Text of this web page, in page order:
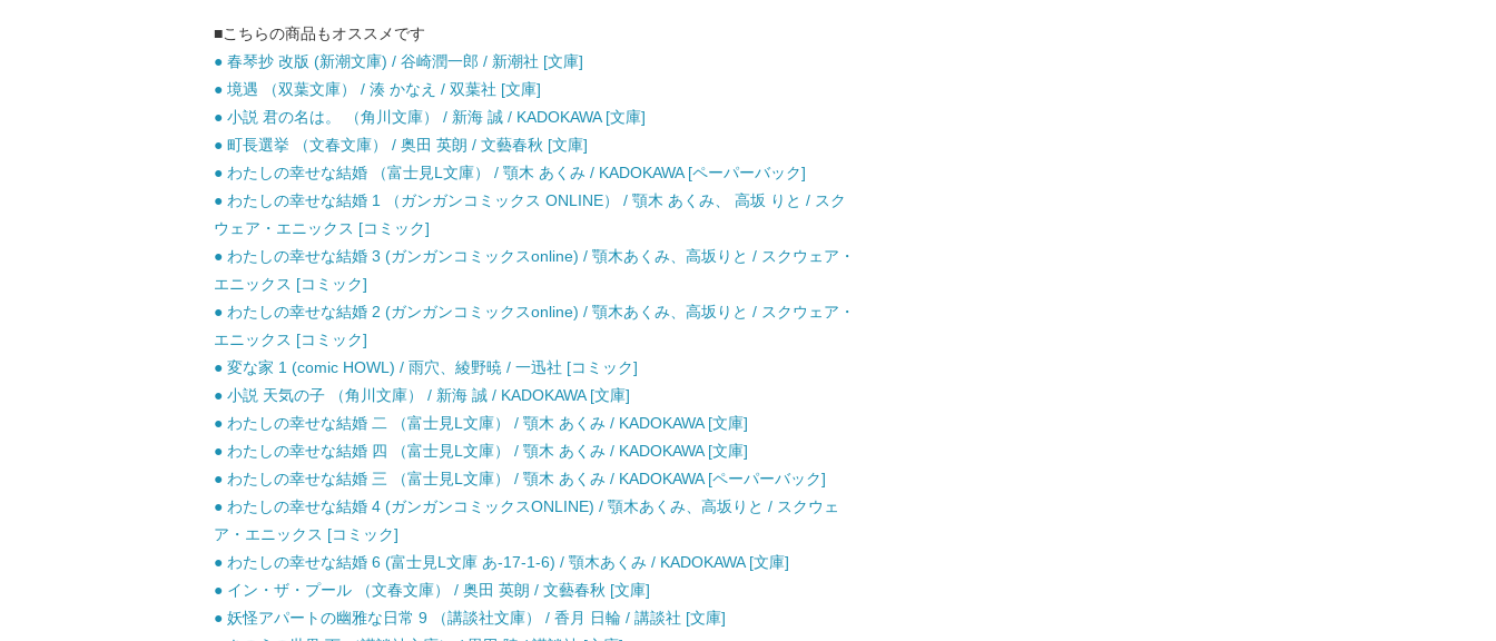
■こちらの商品もオススメです
● 春琴抄 改版 (新潮文庫) / 谷崎潤一郎 / 新潮社 [文庫]
● 境遇 （双葉文庫） / 湊 かなえ / 双葉社 [文庫]
● 小説 君の名は。 （角川文庫） / 新海 誠 / KADOKAWA [文庫]
● 町長選挙 （文春文庫） / 奥田 英朗 / 文藝春秋 [文庫]
● わたしの幸せな結婚 （富士見L文庫） / 顎木 あくみ / KADOKAWA [ペーパーバック]
● わたしの幸せな結婚 1 （ガンガンコミックス ONLINE） / 顎木 あくみ、 高坂 りと / スク
ウェア・エニックス [コミック]
● わたしの幸せな結婚 3 (ガンガンコミックスonline) / 顎木あくみ、高坂りと / スクウェア・
エニックス [コミック]
● わたしの幸せな結婚 2 (ガンガンコミックスonline) / 顎木あくみ、高坂りと / スクウェア・
エニックス [コミック]
● 変な家 1 (comic HOWL) / 雨穴、綾野暁 / 一迅社 [コミック]
● 小説 天気の子 （角川文庫） / 新海 誠 / KADOKAWA [文庫]
● わたしの幸せな結婚 二 （富士見L文庫） / 顎木 あくみ / KADOKAWA [文庫]
● わたしの幸せな結婚 四 （富士見L文庫） / 顎木 あくみ / KADOKAWA [文庫]
● わたしの幸せな結婚 三 （富士見L文庫） / 顎木 あくみ / KADOKAWA [ペーパーバック]
● わたしの幸せな結婚 4 (ガンガンコミックスONLINE) / 顎木あくみ、高坂りと / スクウェ
ア・エニックス [コミック]
● わたしの幸せな結婚 6 (富士見L文庫 あ-17-1-6) / 顎木あくみ / KADOKAWA [文庫]
● イン・ザ・プール （文春文庫） / 奥田 英朗 / 文藝春秋 [文庫]
● 妖怪アパートの幽雅な日常 9 （講談社文庫） / 香月 日輪 / 講談社 [文庫]